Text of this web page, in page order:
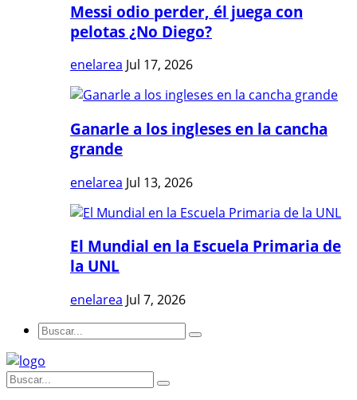
Messi odio perder, él juega con
pelotas ¿No Diego?
enelarea Jul 17, 2026
Ganarle a los ingleses en la cancha
grande
enelarea Jul 13, 2026
El Mundial en la Escuela Primaria de
la UNL
enelarea Jul 7, 2026